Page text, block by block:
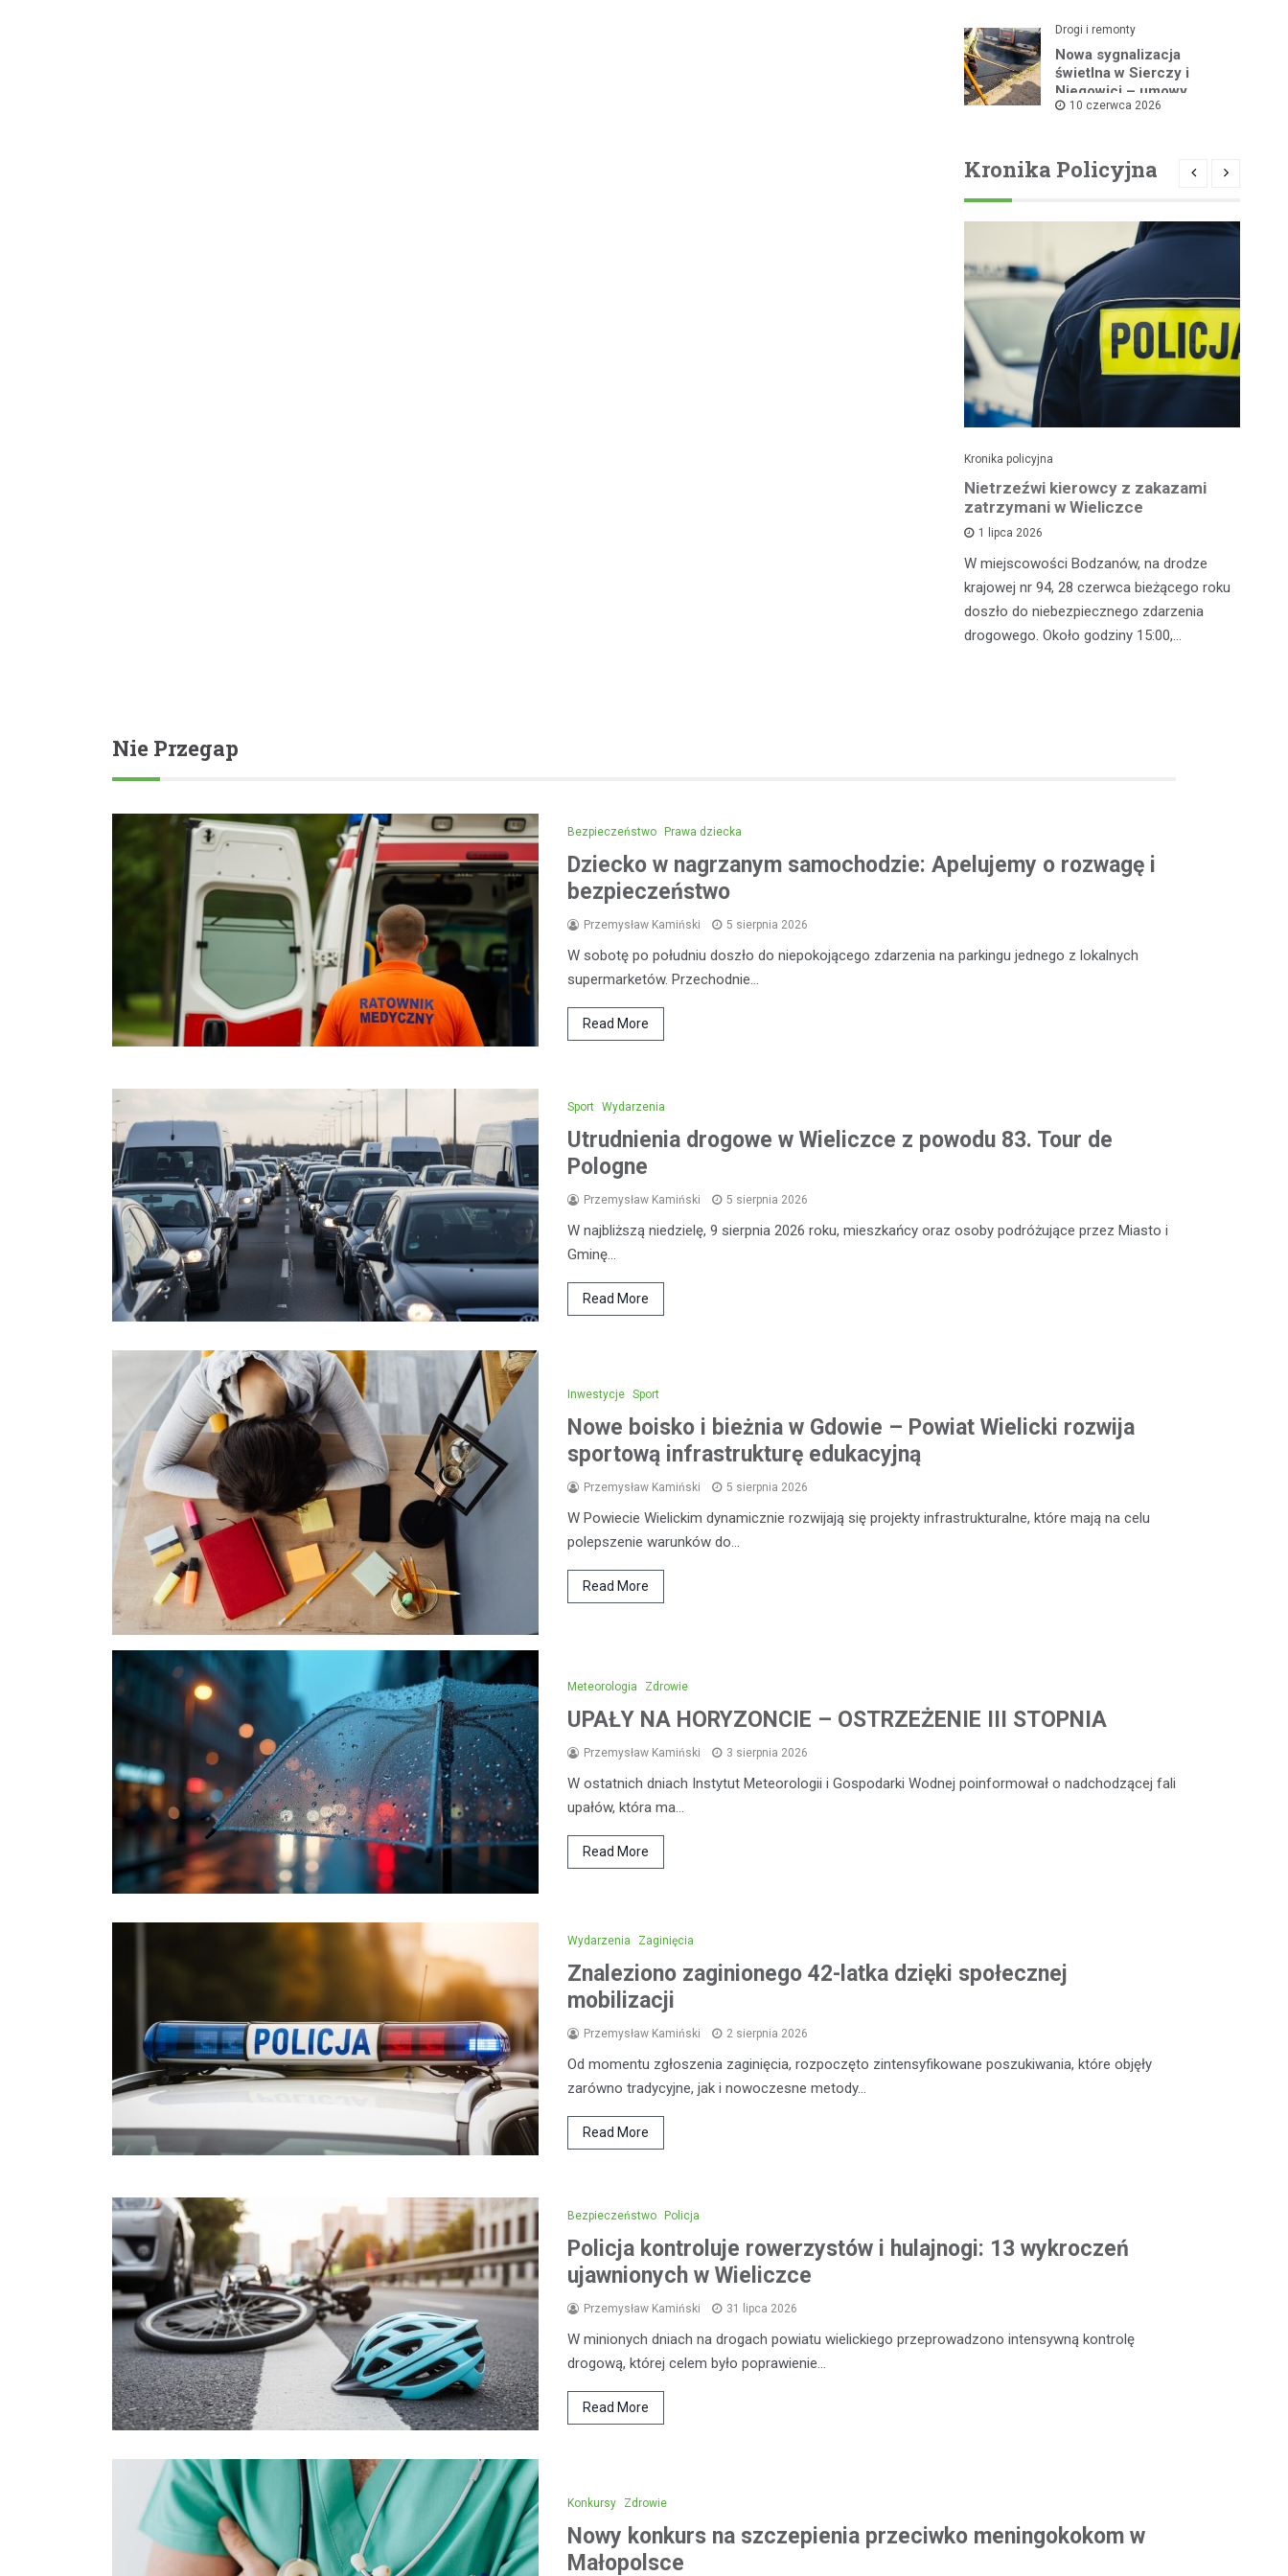
Drogi i remonty
Nowa sygnalizacja
świetlna w Sierczy i
Niegowici – umowy
podpisane!
10 czerwca 2026
Kronika Policyjna
Kronika policyjna
Nietrzeźwi kierowcy z zakazami
zatrzymani w Wieliczce
1 lipca 2026
W miejscowości Bodzanów, na drodze
krajowej nr 94, 28 czerwca bieżącego roku
doszło do niebezpiecznego zdarzenia
drogowego. Około godziny 15:00,…
Nie Przegap
Bezpieczeństwo Prawa dziecka
Dziecko w nagrzanym samochodzie: Apelujemy o rozwagę i
bezpieczeństwo
Przemysław Kamiński 5 sierpnia 2026
W sobotę po południu doszło do niepokojącego zdarzenia na parkingu jednego z lokalnych
supermarketów. Przechodnie…
Read More
Sport Wydarzenia
Utrudnienia drogowe w Wieliczce z powodu 83. Tour de
Pologne
Przemysław Kamiński 5 sierpnia 2026
W najbliższą niedzielę, 9 sierpnia 2026 roku, mieszkańcy oraz osoby podróżujące przez Miasto i
Gminę…
Read More
Inwestycje Sport
Nowe boisko i bieżnia w Gdowie – Powiat Wielicki rozwija
sportową infrastrukturę edukacyjną
Przemysław Kamiński 5 sierpnia 2026
W Powiecie Wielickim dynamicznie rozwijają się projekty infrastrukturalne, które mają na celu
polepszenie warunków do…
Read More
Meteorologia Zdrowie
UPAŁY NA HORYZONCIE – OSTRZEŻENIE III STOPNIA
Przemysław Kamiński 3 sierpnia 2026
W ostatnich dniach Instytut Meteorologii i Gospodarki Wodnej poinformował o nadchodzącej fali
upałów, która ma…
Read More
Wydarzenia Zaginięcia
Znaleziono zaginionego 42-latka dzięki społecznej
mobilizacji
Przemysław Kamiński 2 sierpnia 2026
Od momentu zgłoszenia zaginięcia, rozpoczęto zintensyfikowane poszukiwania, które objęły
zarówno tradycyjne, jak i nowoczesne metody…
Read More
Bezpieczeństwo Policja
Policja kontroluje rowerzystów i hulajnogi: 13 wykroczeń
ujawnionych w Wieliczce
Przemysław Kamiński 31 lipca 2026
W minionych dniach na drogach powiatu wielickiego przeprowadzono intensywną kontrolę
drogową, której celem było poprawienie…
Read More
Konkursy Zdrowie
Nowy konkurs na szczepienia przeciwko meningokokom w
Małopolsce